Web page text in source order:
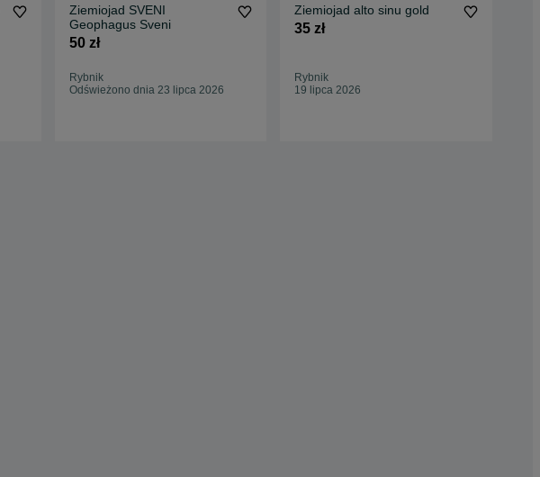
Ziemiojad SVENI
Geophagus Sveni
50 zł
Rybnik
Odświeżono dnia 23 lipca 2026
Ziemiojad alto sinu gold
35 zł
Rybnik
19 lipca 2026